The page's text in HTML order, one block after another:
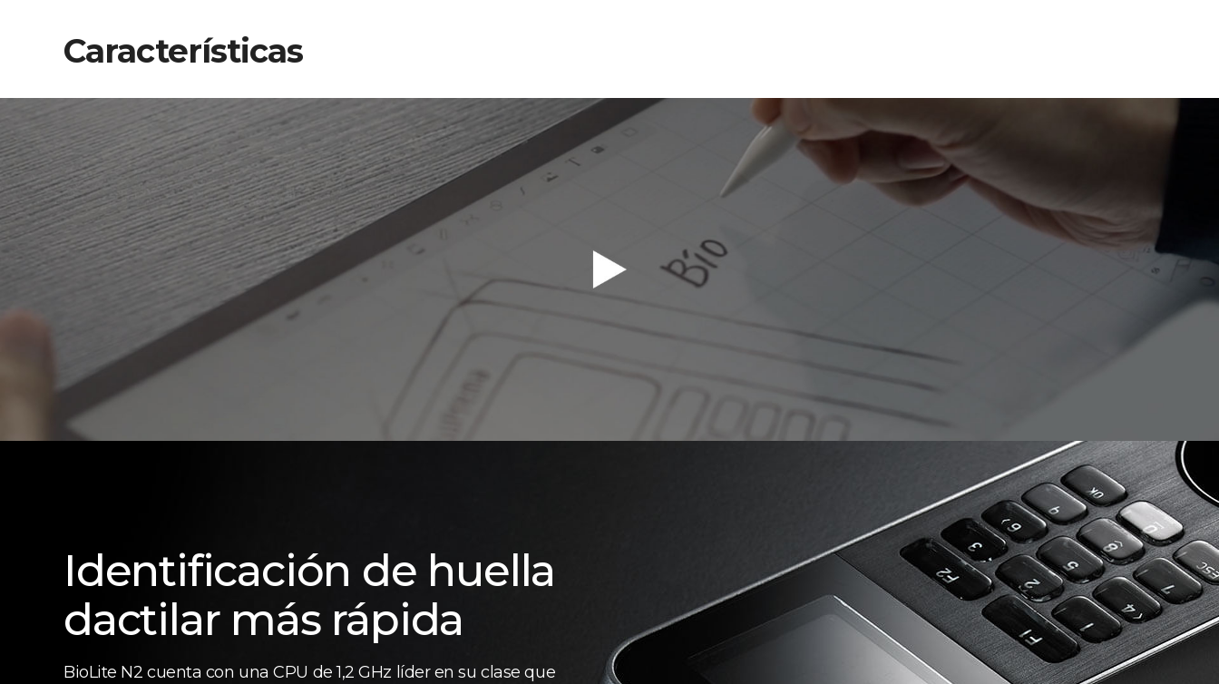
Características
Identificación de huella
dactilar más rápida
BioLite N2 cuenta con una CPU de 1,2 GHz líder en su clase que